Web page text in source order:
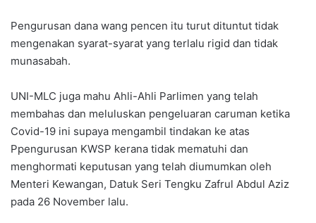
Pengurusan dana wang pencen itu turut dituntut tidak
mengenakan syarat-syarat yang terlalu rigid dan tidak
munasabah.
UNI-MLC juga mahu Ahli-Ahli Parlimen yang telah
membahas dan meluluskan pengeluaran caruman ketika
Covid-19 ini supaya mengambil tindakan ke atas
Ppengurusan KWSP kerana tidak mematuhi dan
menghormati keputusan yang telah diumumkan oleh
Menteri Kewangan, Datuk Seri Tengku Zafrul Abdul Aziz
pada 26 November lalu.